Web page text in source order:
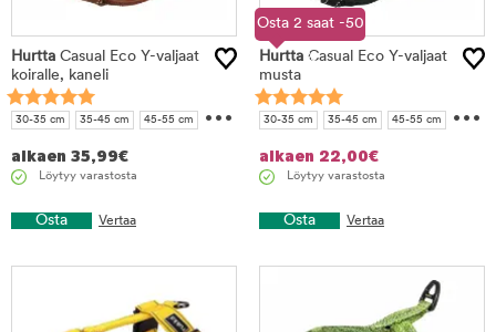
Hurtta Casual Eco Y-valjaat
koiralle, kaneli
30-35 cm 35-45 cm
45-55 cm
80-90 cm
...
alkaen 35,99€
Löytyy varastosta
Osta Vertaa
Osta 2 saat -50
%
Hurtta Casual Eco Y-valjaat
musta
30-35 cm 35-45 cm
45-55 cm
90-100 cm
...
alkaen 22,00€
Löytyy varastosta
Osta Vertaa